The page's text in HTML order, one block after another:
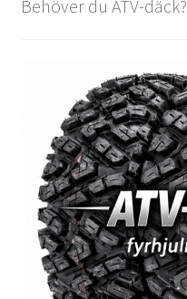
Behöver du ATV-däck?